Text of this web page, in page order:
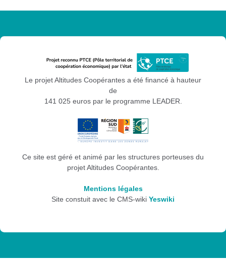
Le projet Altitudes Coopérantes a été financé à hauteur
de
141 025 euros par le programme LEADER.
Ce site est géré et animé par les structures porteuses du
projet Altitudes Coopérantes.
Mentions légales
Site constuit avec le CMS-wiki Yeswiki